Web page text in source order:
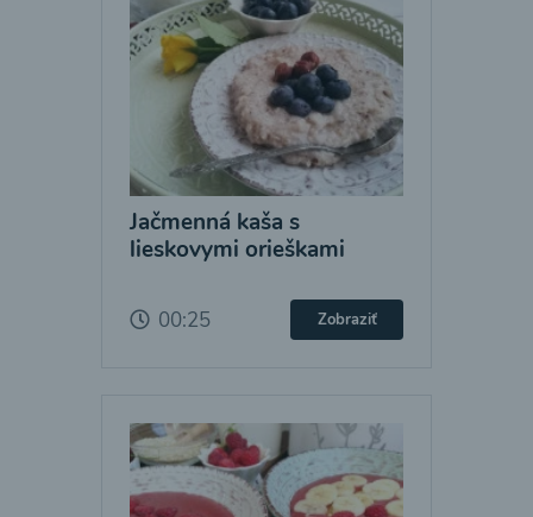
Jačmenná kaša s
lieskovymi orieškami
00:25 Zobraziť